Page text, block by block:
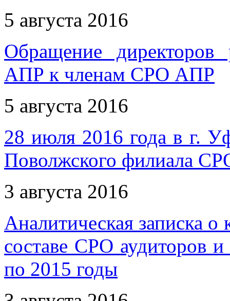
5 августа 2016
Обращение
АПР к членам СРО АПР
5 августа 2016
28 июля 2016 года в г.
Поволжского филиала
3 августа 2016
Аналитическая записка о
составе СРО аудиторов
по 2015 годы